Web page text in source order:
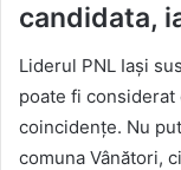
candidata,
Liderul PNL Iași
poate fi considerat
coincidenţe. Nu
comuna Vânători,